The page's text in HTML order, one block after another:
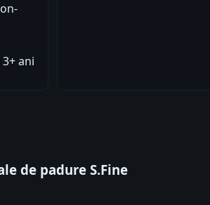
ani
de padure S.Fine